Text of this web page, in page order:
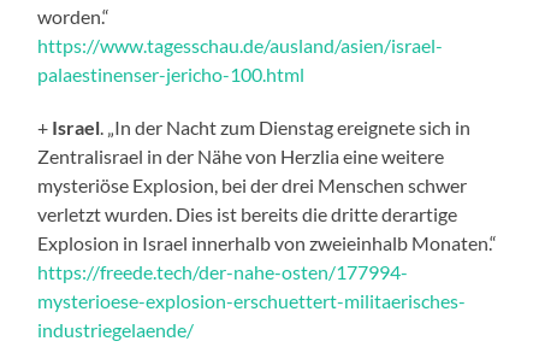
worden.“
https://www.tagesschau.de/ausland/asien/israel-
palaestinenser-jericho-100.html
+ Israel . „In der Nacht zum Dienstag ereignete sich in
Zentralisrael in der Nähe von Herzlia eine weitere
mysteriöse Explosion, bei der drei Menschen schwer
verletzt wurden. Dies ist bereits die dritte derartige
Explosion in Israel innerhalb von zweieinhalb Monaten.“
https://freede.tech/der-nahe-osten/177994-
mysterioese-explosion-erschuettert-militaerisches-
industriegelaende/